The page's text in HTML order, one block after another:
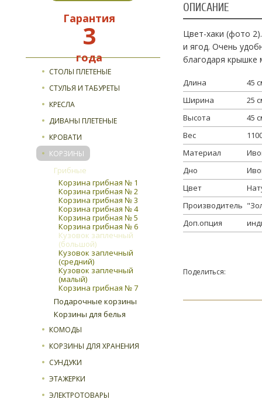
Гарантия
3
года
Доставка и оплата
Гарантия и возврат
СТОЛЫ ПЛЕТЕНЫЕ
СТУЛЬЯ И ТАБУРЕТЫ
КРЕСЛА
ДИВАНЫ ПЛЕТЕНЫЕ
КРОВАТИ
КОРЗИНЫ
Грибные
Корзина грибная № 1
Корзина грибная № 2
Корзина грибная № 3
Корзина грибная № 4
Корзина грибная № 5
Корзина грибная № 6
Кузовок заплечный
(большой)
Кузовок заплечный
(средний)
Кузовок заплечный
(малый)
Корзина грибная № 7
Подарочные корзины
Корзины для белья
КОМОДЫ
КОРЗИНЫ ДЛЯ ХРАНЕНИЯ
СУНДУКИ
ЭТАЖЕРКИ
ЭЛЕКТРОТОВАРЫ
ОПИСАНИЕ
Цвет-хаки (фото
и ягод. Очень
благодаря
Длина
45
Ширина
25
Высота
45
Вес
Материал
Дно
Цвет
Производитель
Доп.опция
Поделиться: